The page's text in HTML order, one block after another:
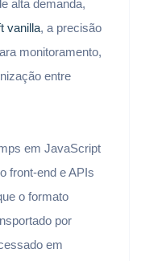
alta demanda,
vanilla, a precisão
monitoramento,
entre
em JavaScript
front-end e APIs
o formato
por
em